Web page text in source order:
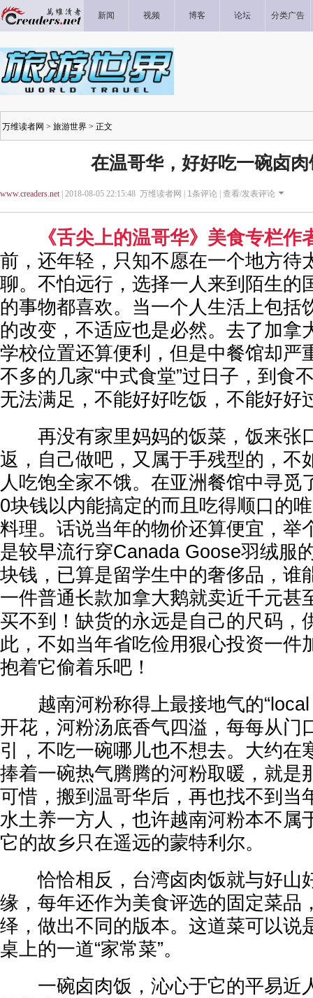
新闻 视频 博客 论坛 分类广告
万维读者网 > 旅游世界 > 正文
在温哥华，好好吃一碗卤
www.creaders.net| 2018-08-05 22:15:48 万维读者网 | 1条评论 | 查看/发表评论
《舌尖上的温哥华》美食专栏作
前，还年轻，只知不愿在一个地方待
聊。不怕远行，选择一人来到陌生的
的事物都喜欢。当一个人生活上包括
的改变，不适应也是必然。去了加拿
学校位置还算便利，但是中餐馆却严
不多的几家“中式食堂”过日子，到食
无法满足，不能好好吃饭，不能好好
再没有家里妈妈的饭菜，饭来张
返，自己做吧，又属于手残型的，不
人吃饱全家不饿。在亚洲餐馆中寻觅
0块钱以内能搞定的而且吃得顺口的
料理。话说当年的物价还算便宜，举
是较早流行穿Canada Goose羽绒服
块钱，已算是留学生中的奢侈品，谁
一件普通长款加拿大鹅就卖近千元甚
买不到！缺货的永远是自己的尺码，
此，不如当年省吃俭用狠心投资一件
抱着它偷着乐吧！
越南河粉称得上最接地气的“local
开花，河粉汤底香气四溢，每每从门
引，不吃一碗哪儿也不想去。大约在
捧着一碗热气腾腾的河粉取暖，就是
可惜，搬到温哥华后，再也找不到当
水土养一方人，也许越南河粉本不属
它的故乡只在遥远的蒙特利尔。
恰恰相反，台湾卤肉饭就与好山
缘，每年还作为美食评选的固定菜品
绎，做出不同的版本。这道菜可以说
桌上的一道“家常菜”。
一碗卤肉饭，沁心于它的平易近